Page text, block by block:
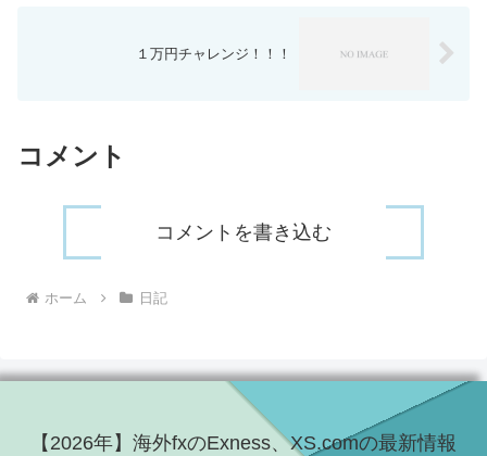
１万円チャレンジ！！！
コメント
コメントを書き込む
ホーム 日記
【2026年】海外fxのExness、XS.comの最新情報